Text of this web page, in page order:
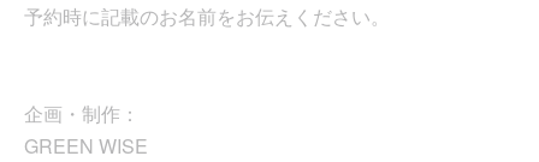
予約時に記載のお名前をお伝えください。
企画・制作：
GREEN WISE